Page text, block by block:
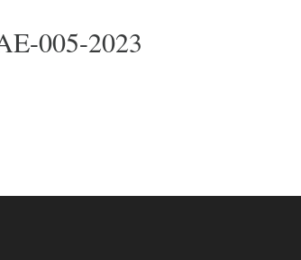
005-2023